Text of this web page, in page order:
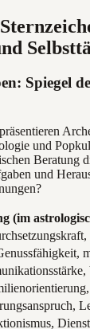
Spiegel
und
Beratung
und
(im